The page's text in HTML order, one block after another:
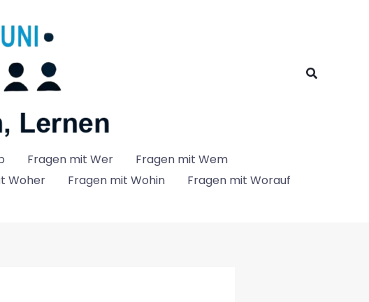
Suchen
Fragen mit Wer
Fragen mit Wem
Woher Fragen mit Wohin
Fragen mit Worauf